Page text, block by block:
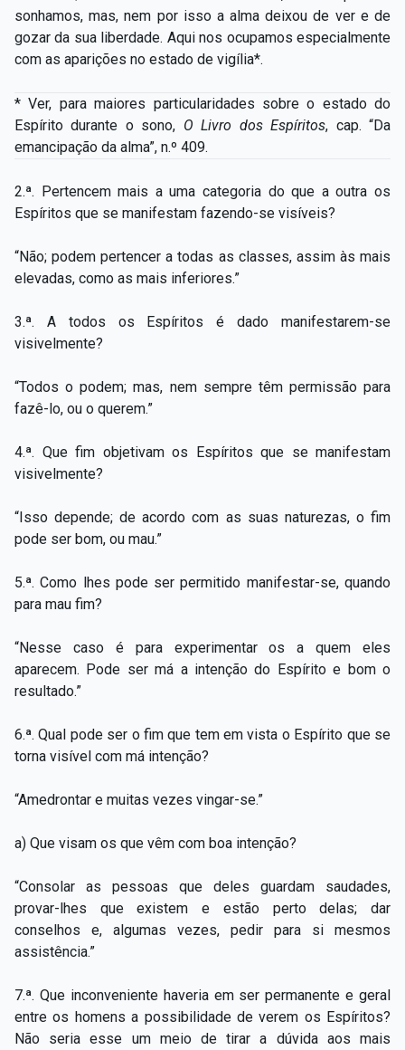
sonhamos, mas, nem por isso a alma deixou de ver e de
gozar da sua liberdade. Aqui nos ocupamos especialmente
com as aparições no estado de vigília*.
* Ver, para maiores particularidades sobre o estado do
Espírito durante o sono, O Livro dos Espíritos, cap. “Da
emancipação da alma”, n.º 409.
2.ª. Pertencem mais a uma categoria do que a outra os
Espíritos que se manifestam fazendo-se visíveis?
“Não; podem pertencer a todas as classes, assim às mais
elevadas, como as mais inferiores.”
3.ª. A todos os Espíritos é dado manifestarem-se
visivelmente?
“Todos o podem; mas, nem sempre têm permissão para
fazê-lo, ou o querem.”
4.ª. Que fim objetivam os Espíritos que se manifestam
visivelmente?
“Isso depende; de acordo com as suas naturezas, o fim
pode ser bom, ou mau.”
5.ª. Como lhes pode ser permitido manifestar-se, quando
para mau fim?
“Nesse caso é para experimentar os a quem eles
aparecem. Pode ser má a intenção do Espírito e bom o
resultado.”
6.ª. Qual pode ser o fim que tem em vista o Espírito que se
torna visível com má intenção?
“Amedrontar e muitas vezes vingar-se.”
a) Que visam os que vêm com boa intenção?
“Consolar as pessoas que deles guardam saudades,
provar-lhes que existem e estão perto delas; dar
conselhos e, algumas vezes, pedir para si mesmos
assistência.”
7.ª. Que inconveniente haveria em ser permanente e geral
entre os homens a possibilidade de verem os Espíritos?
Não seria esse um meio de tirar a dúvida aos mais